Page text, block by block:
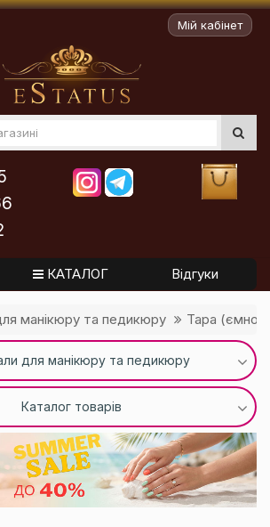
Мій кабінет
КАТАЛОГ Відгуки
манікюру та педикюру Тара
для манікюру та педикюру
Каталог товарів